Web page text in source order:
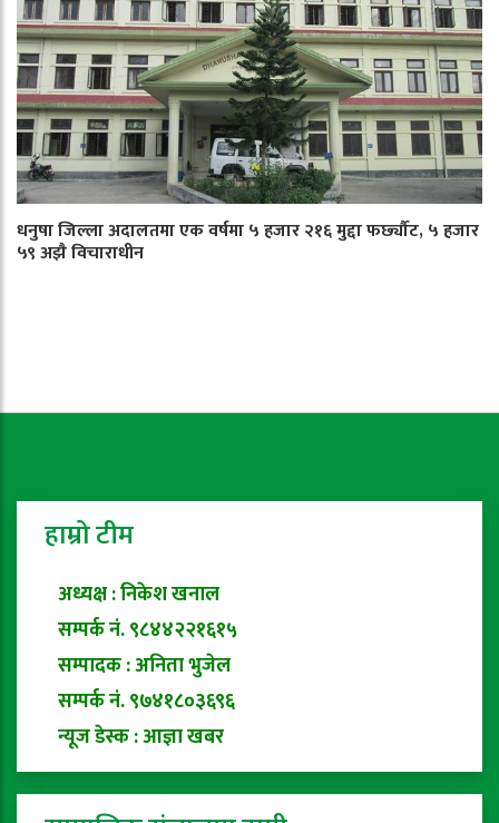
धनुषा जिल्ला अदालतमा एक वर्षमा ५ हजार २१६ मुद्दा फर्छ्यौट, ५ हजार
५९ अझै विचाराधीन
हाम्रो टीम
अध्यक्ष : निकेश खनाल
सम्पर्क नं. ९८४४२२१६१५
सम्पादक : अनिता भुजेल
सम्पर्क नं. ९७४१८०३६९६
न्यूज डेस्क : आज्ञा खबर